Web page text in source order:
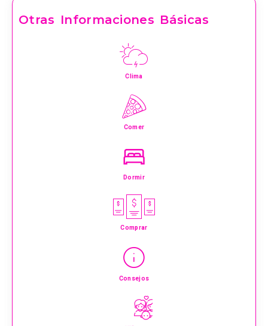
Otras Informaciones Básicas
Clima
Comer
Dormir
Comprar
Consejos